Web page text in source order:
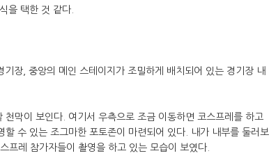
을 택한 것 같다.
장, 중앙의 메인 스테이지가 조밀하게 배치되어 있는 경기장 내
막이 보인다. 여기서 우측으로 조금 이동하면 코스프레를 하고
할 수 있는 조그마한 포토존이 마련되어 있다. 내가 내부를 둘러보
프레 참가자들이 촬영을 하고 있는 모습이 보였다.